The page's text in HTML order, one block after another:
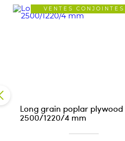
VENTES CONJOINTES
Long grain poplar
2500/1220/4 mm